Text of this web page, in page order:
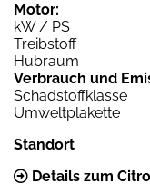
Motor:
kW / PS
Treibstoff
Hubraum
Verbrauch und
Schadstoffklasse
Umweltplakette
Standort
Details zum